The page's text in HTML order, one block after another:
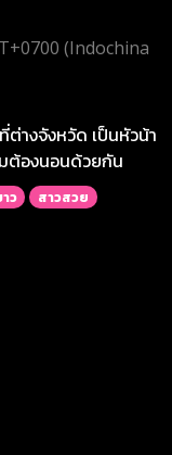
(Indochina
ต่างจังหวัด เป็นหัวน้า
ต้องนอนด้วยกัน
ว
สาวสวย